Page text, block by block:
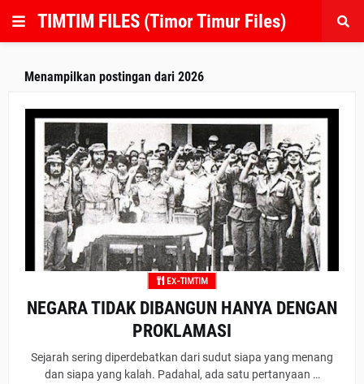
TIMTIM FILES (Timor Timur Files)
Menampilkan postingan dari 2026
EX-TIMTIM
NEGARA TIDAK DIBANGUN HANYA DENGAN
PROKLAMASI
Sejarah sering diperdebatkan dari sudut siapa yang menang
dan siapa yang kalah. Padahal, ada satu pertanyaan …